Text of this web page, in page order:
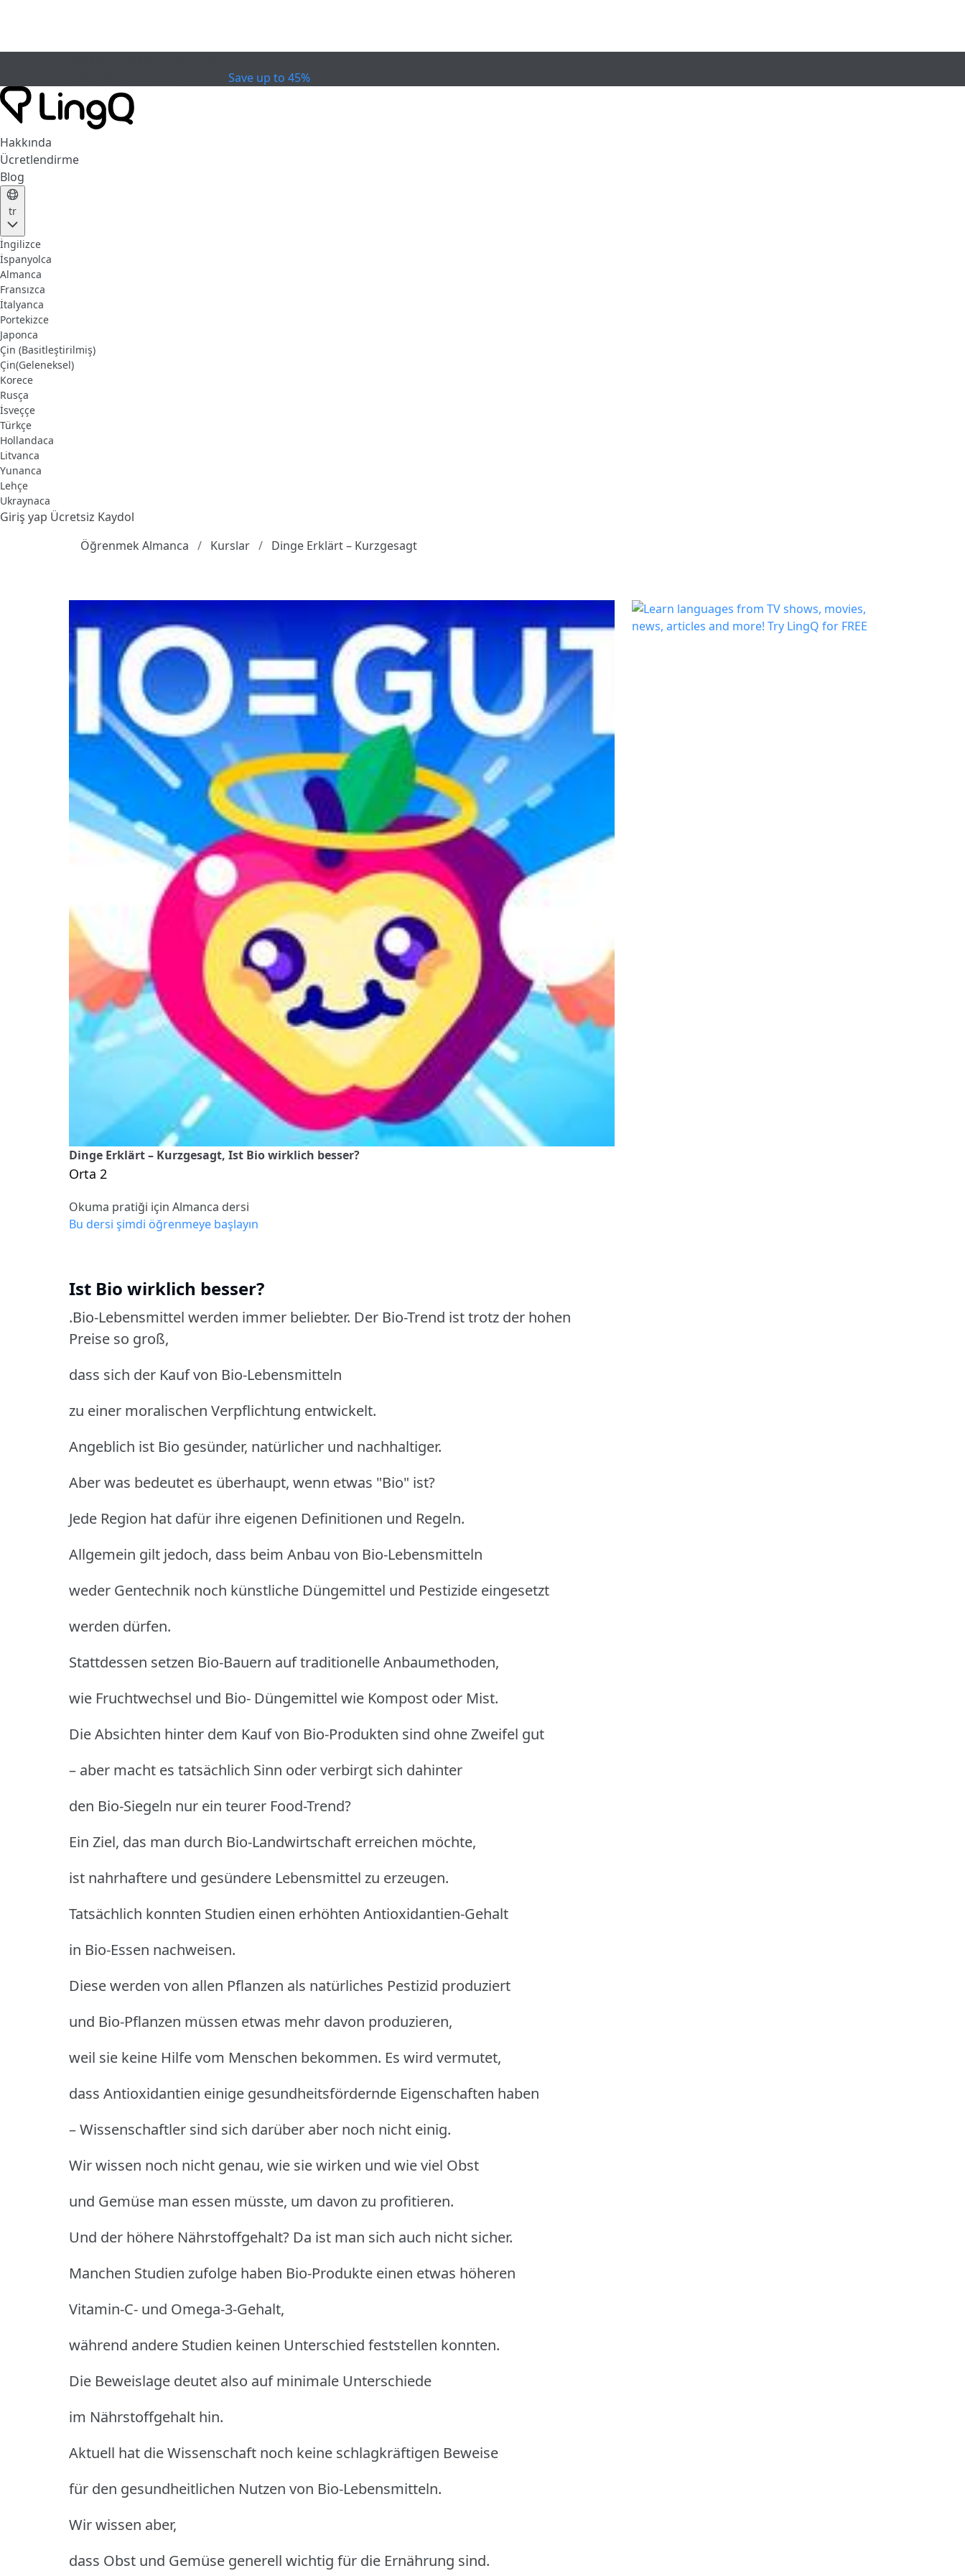
Save up to 45%
Hakkında
Ücretlendirme
Blog
tr
İngilizce
İspanyolca
Almanca
Fransızca
İtalyanca
Portekizce
Japonca
Çin (Basitleştirilmiş)
Çin(Geleneksel)
Korece
Rusça
İsveççe
Türkçe
Hollandaca
Litvanca
Yunanca
Lehçe
Ukraynaca
Giriş yap Ücretsiz Kaydol
Öğrenmek Almanca
Kurslar Dinge Erklärt – Kurzgesagt
Dinge Erklärt – Kurzgesagt, Ist Bio wirklich besser?
Orta 2
Okuma pratiği için Almanca dersi
Bu dersi şimdi öğrenmeye başlayın
Ist Bio wirklich besser?
.Bio-Lebensmittel werden immer beliebter. Der Bio-Trend ist trotz der hohen
Preise so groß,
dass sich der Kauf von Bio-Lebensmitteln
zu einer moralischen Verpflichtung entwickelt.
Angeblich ist Bio gesünder, natürlicher und nachhaltiger.
Aber was bedeutet es überhaupt, wenn etwas "Bio" ist?
Jede Region hat dafür ihre eigenen Definitionen und Regeln.
Allgemein gilt jedoch, dass beim Anbau von Bio-Lebensmitteln
weder Gentechnik noch künstliche Düngemittel und Pestizide eingesetzt
werden dürfen.
Stattdessen setzen Bio-Bauern auf traditionelle Anbaumethoden,
wie Fruchtwechsel und Bio- Düngemittel wie Kompost oder Mist.
Die Absichten hinter dem Kauf von Bio-Produkten sind ohne Zweifel gut
– aber macht es tatsächlich Sinn oder verbirgt sich dahinter
den Bio-Siegeln nur ein teurer Food-Trend?
Ein Ziel, das man durch Bio-Landwirtschaft erreichen möchte,
ist nahrhaftere und gesündere Lebensmittel zu erzeugen.
Tatsächlich konnten Studien einen erhöhten Antioxidantien-Gehalt
in Bio-Essen nachweisen.
Diese werden von allen Pflanzen als natürliches Pestizid produziert
und Bio-Pflanzen müssen etwas mehr davon produzieren,
weil sie keine Hilfe vom Menschen bekommen. Es wird vermutet,
dass Antioxidantien einige gesundheitsfördernde Eigenschaften haben
– Wissenschaftler sind sich darüber aber noch nicht einig.
Wir wissen noch nicht genau, wie sie wirken und wie viel Obst
und Gemüse man essen müsste, um davon zu profitieren.
Und der höhere Nährstoffgehalt? Da ist man sich auch nicht sicher.
Manchen Studien zufolge haben Bio-Produkte einen etwas höheren
Vitamin-C- und Omega-3-Gehalt,
während andere Studien keinen Unterschied feststellen konnten.
Die Beweislage deutet also auf minimale Unterschiede
im Nährstoffgehalt hin.
Aktuell hat die Wissenschaft noch keine schlagkräftigen Beweise
für den gesundheitlichen Nutzen von Bio-Lebensmitteln.
Wir wissen aber,
dass Obst und Gemüse generell wichtig für die Ernährung sind.